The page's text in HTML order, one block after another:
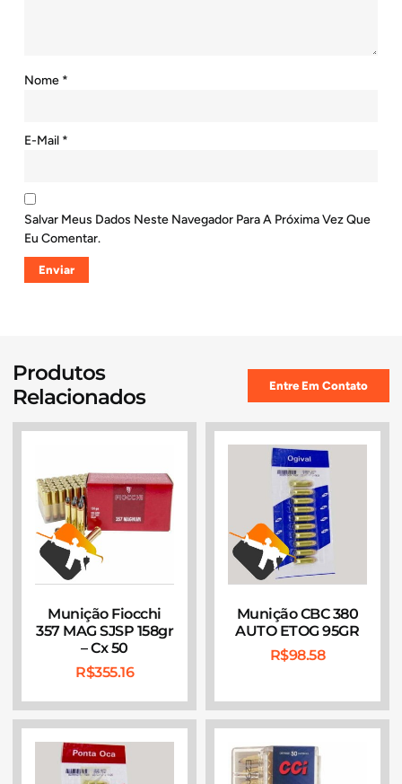
Nome *
E-Mail *
Salvar Meus Dados Neste Navegador Para A Próxima Vez Que
Eu Comentar.
Produtos
Relacionados
Entre Em Contato
Munição Fiocchi
357 MAG SJSP 158gr
– Cx 50
R$355.16
Munição CBC 380
AUTO ETOG 95GR
R$98.58